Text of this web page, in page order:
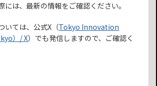
には、最新の情報をご確認ください。
いては、公式X（Tokyo Innovation
）/ X）でも発信しますので、ご確認く